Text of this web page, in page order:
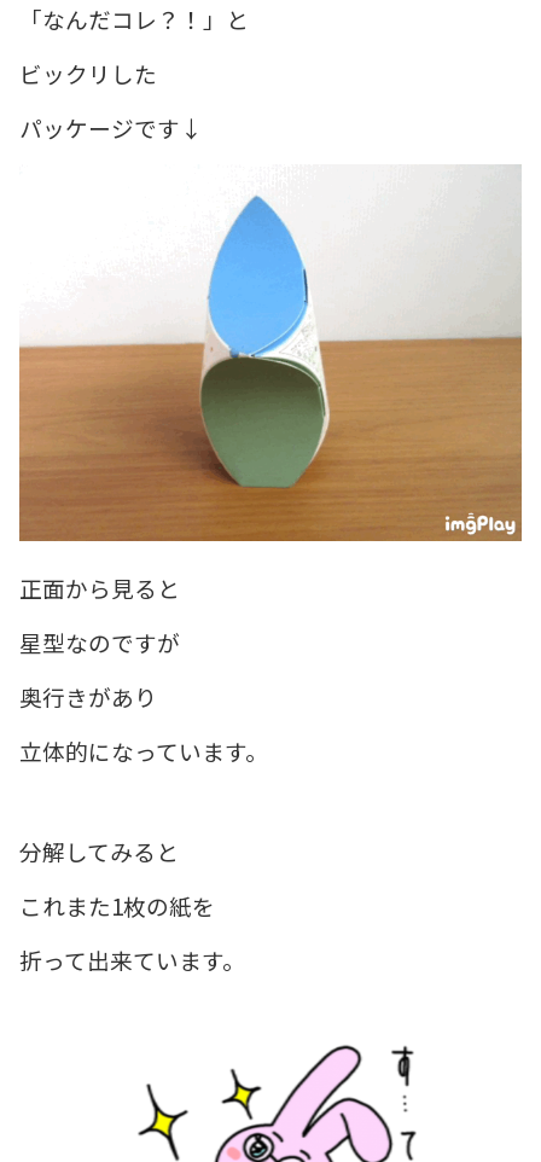
「なんだコレ？！」と
ビックリした
パッケージです↓
正面から見ると
星型なのですが
奥行きがあり
立体的になっています。
分解してみると
これまた1枚の紙を
折って出来ています。